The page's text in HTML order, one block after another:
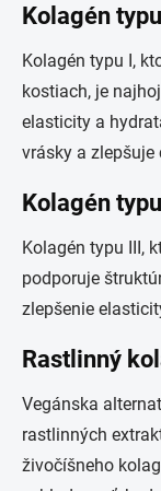
Kolagén
Kolagén typu I,
kostiach, je
elasticity a
vrásky a
Kolagén
Kolagén typu III,
podporuje
zlepšenie
Rastlinný
Vegánska
rastlinných
živočíšneho